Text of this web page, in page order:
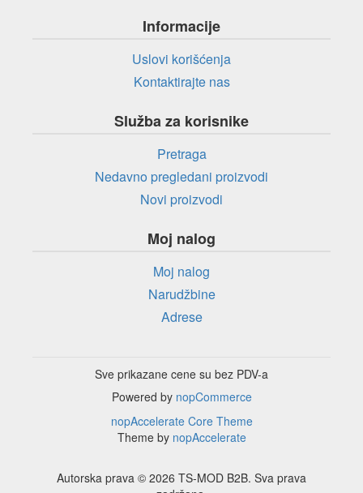
Informacije
Uslovi korišćenja
Kontaktirajte nas
Služba za korisnike
Pretraga
Nedavno pregledani proizvodi
Novi proizvodi
Moj nalog
Moj nalog
Narudžbine
Adrese
Sve prikazane cene su bez PDV-a
Powered by nopCommerce
nopAccelerate Core Theme
Theme by nopAccelerate
Autorska prava © 2026 TS-MOD B2B. Sva prava